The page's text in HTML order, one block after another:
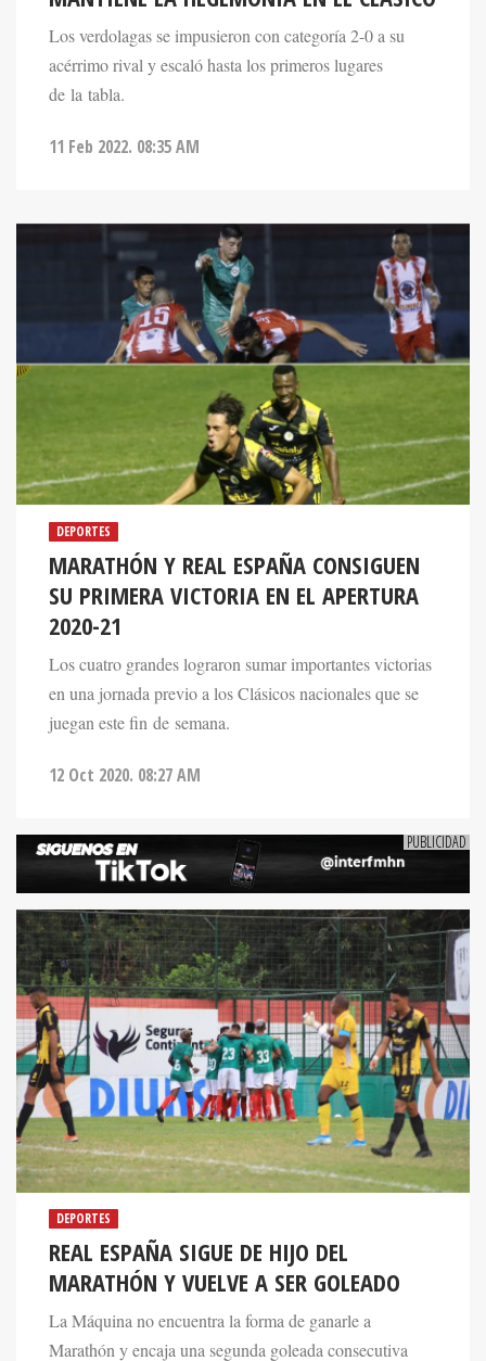
Los verdolagas se impusieron con categoría 2-0 a su
acérrimo rival y escaló hasta los primeros lugares
de la tabla.
11 Feb 2022. 08:35 AM
DEPORTES
MARATHÓN Y REAL ESPAÑA CONSIGUEN
SU PRIMERA VICTORIA EN EL APERTURA
2020-21
Los cuatro grandes lograron sumar importantes victorias
en una jornada previo a los Clásicos nacionales que se
juegan este fin de semana.
12 Oct 2020. 08:27 AM
DEPORTES
REAL ESPAÑA SIGUE DE HIJO DEL
MARATHÓN Y VUELVE A SER GOLEADO
La Máquina no encuentra la forma de ganarle a
Marathón y encaja una segunda goleada consecutiva
ante su vecino. El último juego lo perdió 3-0 también.